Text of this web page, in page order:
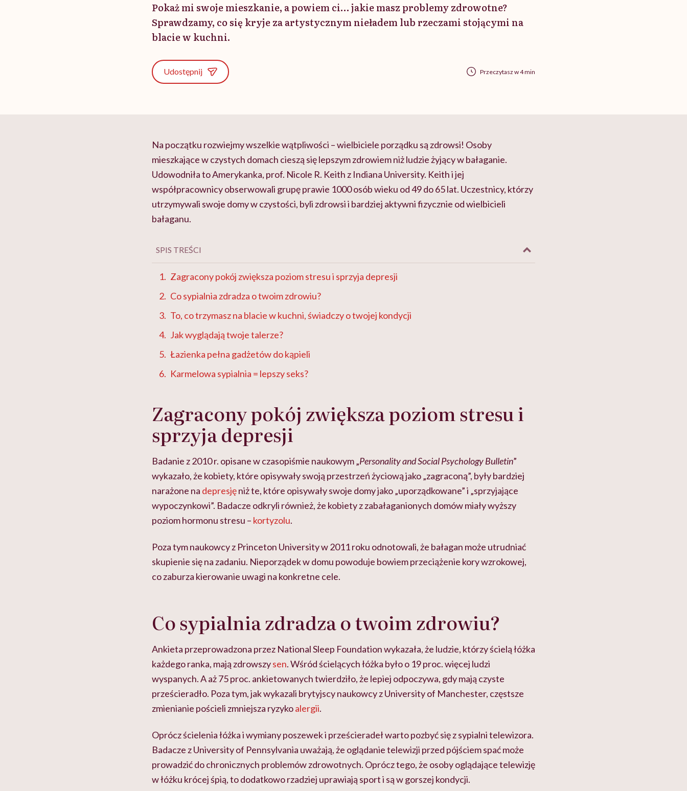
Pokaż mi swoje mieszkanie, a powiem ci… jakie masz problemy zdrowotne?
Sprawdzamy, co się kryje za artystycznym nieładem lub rzeczami stojącymi na
blacie w kuchni.
Udostępnij Przeczytasz w 4 min
Na początku rozwiejmy wszelkie wątpliwości – wielbiciele porządku są zdrowsi! Osoby
mieszkające w czystych domach cieszą się lepszym zdrowiem niż ludzie żyjący w bałaganie.
Udowodniła to Amerykanka, prof. Nicole R. Keith z Indiana University. Keith i jej
współpracownicy obserwowali grupę prawie 1000 osób wieku od 49 do 65 lat. Uczestnicy, którzy
utrzymywali swoje domy w czystości, byli zdrowsi i bardziej aktywni fizycznie od wielbicieli
bałaganu.
SPIS TREŚCI
Zagracony pokój zwiększa poziom stresu i sprzyja depresji
Co sypialnia zdradza o twoim zdrowiu?
To, co trzymasz na blacie w kuchni, świadczy o twojej kondycji
Jak wyglądają twoje talerze?
Łazienka pełna gadżetów do kąpieli
Karmelowa sypialnia = lepszy seks?
Zagracony pokój zwiększa poziom stresu i
sprzyja depresji
Badanie z 2010 r. opisane w czasopiśmie naukowym „Personality and Social Psychology Bulletin”
wykazało, że kobiety, które opisywały swoją przestrzeń życiową jako „zagraconą”, były bardziej
narażone na depresjęniż te, które opisywały swoje domy jako „uporządkowane” i „sprzyjające
wypoczynkowi”. Badacze odkryli również, że kobiety z zabałaganionych domów miały wyższy
poziom hormonu stresu – kortyzolu.
Poza tym naukowcy z Princeton University w 2011 roku odnotowali, że bałagan może utrudniać
skupienie się na zadaniu. Nieporządek w domu powoduje bowiem przeciążenie kory wzrokowej,
co zaburza kierowanie uwagi na konkretne cele.
Co sypialnia zdradza o twoim zdrowiu?
Ankieta przeprowadzona przez National Sleep Foundation wykazała, że ludzie, którzy ścielą łóżka
każdego ranka, mają zdrowszysen. Wśród ścielących łóżka było o 19 proc. więcej ludzi
wyspanych. A aż 75 proc. ankietowanych twierdziło, że lepiej odpoczywa, gdy mają czyste
prześcieradło. Poza tym, jak wykazali brytyjscy naukowcy z University of Manchester, częstsze
zmienianie pościeli zmniejsza ryzykoalergii.
Oprócz ścielenia łóżka i wymiany poszewek i prześcieradeł warto pozbyć się z sypialni telewizora.
Badacze z University of Pennsylvania uważają, że oglądanie telewizji przed pójściem spać może
prowadzić do chronicznych problemów zdrowotnych. Oprócz tego, że osoby oglądające telewizję
w łóżku krócej śpią, to dodatkowo rzadziej uprawiają sport i są w gorszej kondycji.